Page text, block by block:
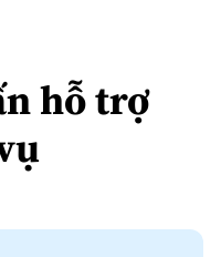
hỗ trợ